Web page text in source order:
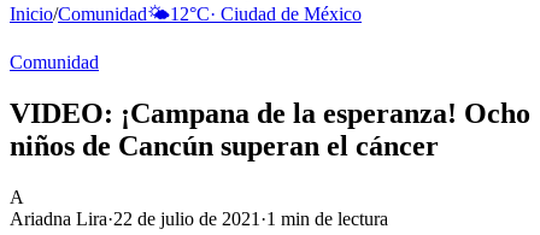
Inicio/Comunidad🌤️12°C· Ciudad de México
Comunidad
VIDEO: ¡Campana de la esperanza! Ocho
niños de Cancún superan el cáncer
A
Ariadna Lira·22 de julio de 2021 ·1 min de lectura